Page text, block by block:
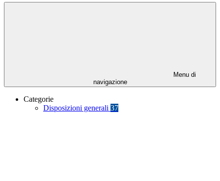
Menu di
navigazione
Categorie
Disposizioni generali 37